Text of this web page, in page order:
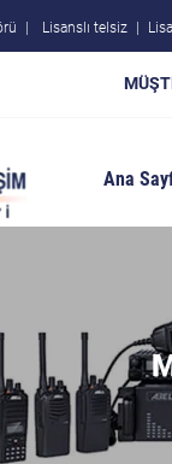
Lisanslı telsiz
Ana